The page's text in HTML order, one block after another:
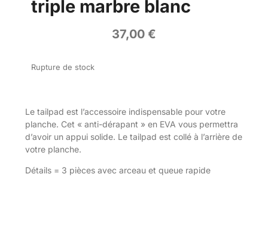
triple marbre blanc
37,00 €
Rupture de stock
Le tailpad est l’accessoire indispensable pour votre
planche. Cet « anti-dérapant » en EVA vous permettra
d’avoir un appui solide. Le tailpad est collé à l’arrière de
votre planche.
Détails = 3 pièces avec arceau et queue rapide